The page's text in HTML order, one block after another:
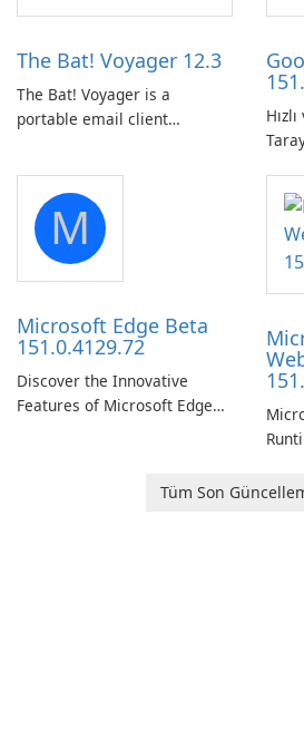
The Bat! Voyager 12.3
The Bat! Voyager is a
portable email client
portable media on any
computer running Microsoft
Windows.
M
Microsoft Edge Beta
151.0.4129.72
Discover the Innovative
Features of Microsoft Edge
Corporation, is shaping the
Tüm Son